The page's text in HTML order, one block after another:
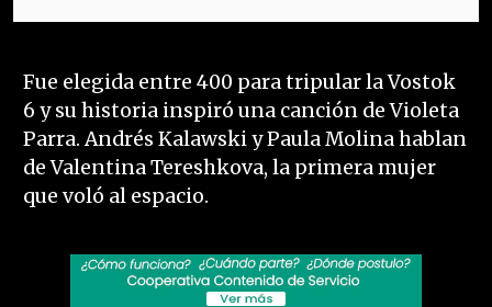
Fue elegida entre 400 para tripular la Vostok
6 y su historia inspiró una canción de Violeta
Parra. Andrés Kalawski y Paula Molina hablan
de Valentina Tereshkova, la primera mujer
que voló al espacio.